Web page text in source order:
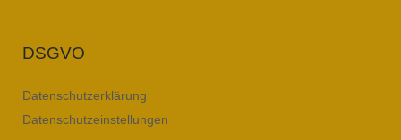
DSGVO
Datenschutzerklärung
Datenschutzeinstellungen